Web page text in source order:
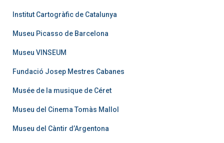
Institut Cartogràfic de Catalunya
Museu Picasso de Barcelona
Museu VINSEUM
Fundació Josep Mestres Cabanes
Musée de la musique de Céret
Museu del Cinema Tomàs Mallol
Museu del Càntir d’Argentona